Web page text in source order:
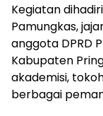
Kegiatan
Pamungkas,
anggota DPRD
Kabupaten
akademisi,
berbagai